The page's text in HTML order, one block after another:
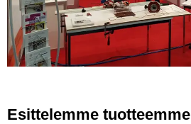
Esittelemme tuotteemme